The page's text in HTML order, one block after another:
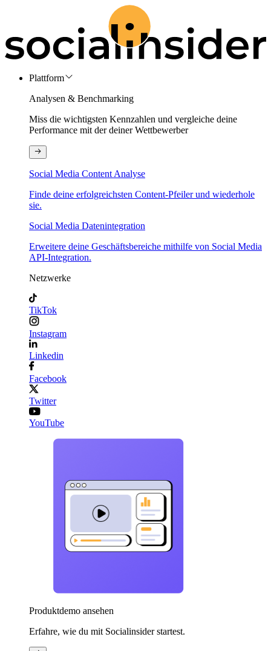
Plattform
Analysen & Benchmarking
Miss die wichtigsten Kennzahlen und vergleiche deine
Performance mit der deiner Wettbewerber
Social Media Content Analyse
Finde deine erfolgreichsten Content-Pfeiler und wiederhole
sie.
Social Media Datenintegration
Erweitere deine Geschäftsbereiche mithilfe von Social Media
API-Integration.
Netzwerke
TikTok
Instagram
Linkedin
Facebook
Twitter
YouTube
Produktdemo ansehen
Erfahre, wie du mit Socialinsider startest.